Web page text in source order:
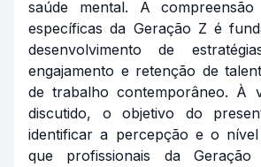
saúde mental. A compreensão
específicas da Geração Z é
desenvolvimento de
engajamento e retenção de
de trabalho contemporâneo. À
discutido, o objetivo do
identificar a percepção e o
que profissionais da